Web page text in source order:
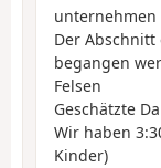
unternehmen
Der
begangen
Felsen
Geschätzte
Wir haben
Kinder)